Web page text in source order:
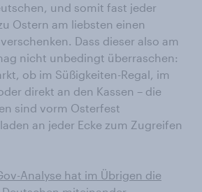
und somit fast jeder
Ostern am liebsten einen
Dass dieser also am
nicht unbedingt überraschen:
ob im Süßigkeiten-Regal, im
direkt an den Kassen – die
sind vorm Osterfest
an jeder Ecke zum Zugreifen
Analyse hat im Übrigen die